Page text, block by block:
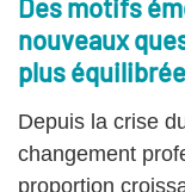
Des motifs
nouveaux
plus équilibrée
Depuis la crise
changement
proportion